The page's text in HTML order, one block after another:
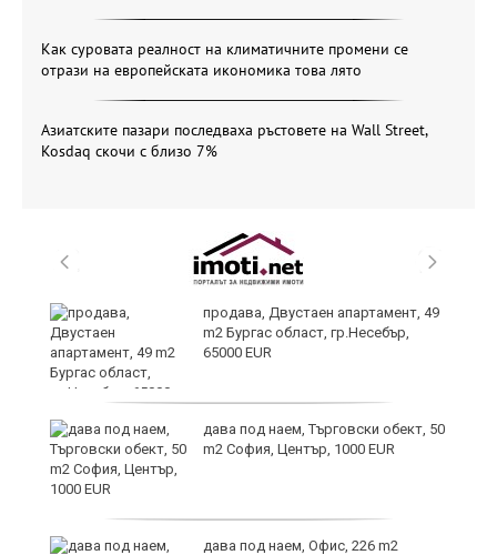
Как суровата реалност на климатичните промени се
отрази на европейската икономика това лято
Азиатските пазари последваха ръстовете на Wall Street,
Kosdaq скочи с близо 7%
продава, Двустаен апартамент, 49
m2 Бургас област, гр.Несебър,
65000 EUR
дава под наем, Търговски обект, 50
m2 София, Център, 1000 EUR
дава под наем, Офис, 226 m2